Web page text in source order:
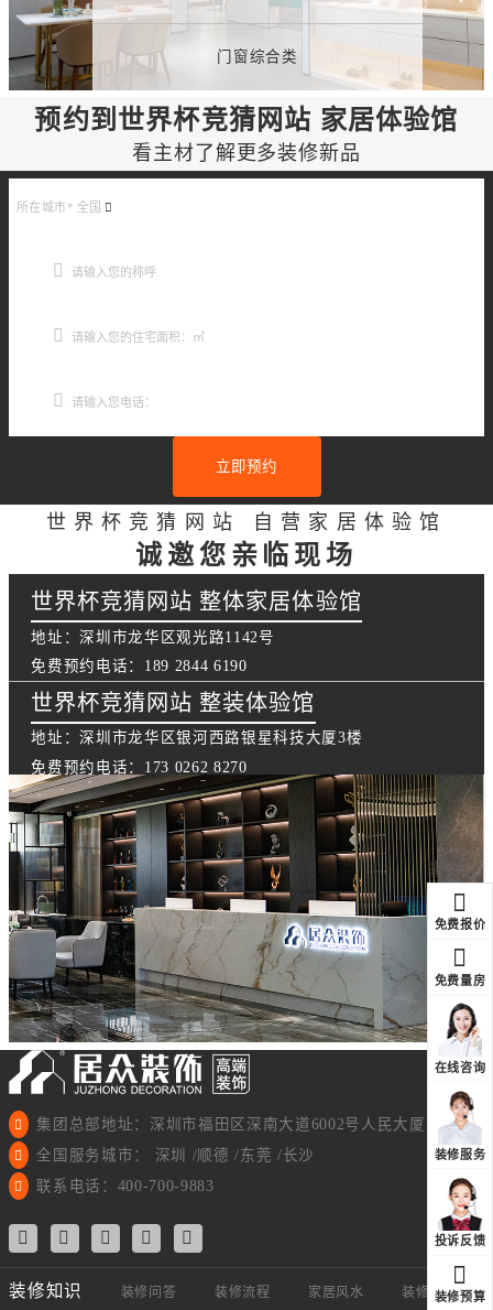
门窗综合类
预约到世界杯竞猜网站 家居体验馆
看主材了解更多装修新品
所在城市* 全国
立即预约
世界杯竞猜网站 自营家居体验馆
诚邀您亲临现场
世界杯竞猜网站 整体家居体验馆
地址：深圳市龙华区观光路1142号
免费预约电话：189 2844 6190
世界杯竞猜网站 整装体验馆
地址：深圳市龙华区银河西路银星科技大厦3楼
免费预约电话：173 0262 8270
免费报价
免费量房
在线咨询
装修服务
投诉反馈
装修预算
集团总部地址：深圳市福田区深南大道6002号人民大厦11楼
全国服务城市： 深圳 /顺德 /东莞 /长沙
联系电话：400-700-9883
装修知识 装修问答 装修流程 家居风水 装修视频